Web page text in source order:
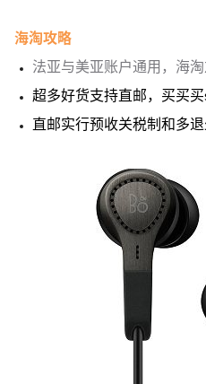
海淘攻略
法亚与美亚账户通用，海淘
超多好货支持直邮，买买买
直邮实行预收关税制和多退